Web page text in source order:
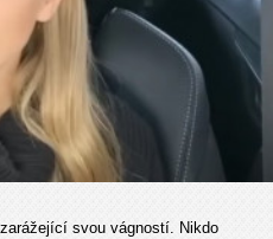
svou vágností. Nikdo